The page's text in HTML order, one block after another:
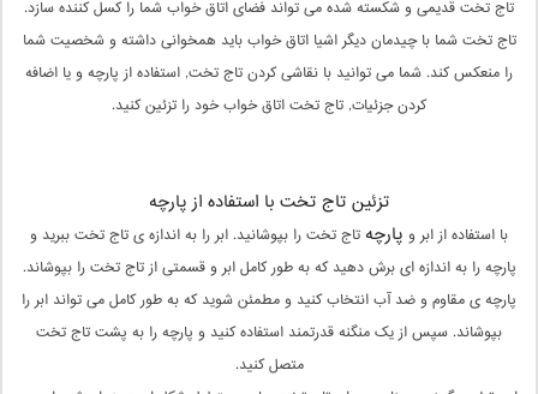
تاج تخت قدیمی و شکسته شده می تواند فضای اتاق خواب شما را کسل کننده سازد.
تاج تخت شما با چیدمان دیگر اشیا اتاق خواب باید همخوانی داشته و شخصیت شما
را منعکس کند. شما می توانید با نقاشی کردن تاج تخت, استفاده از پارچه و یا اضافه
کردن جزئیات, تاج تخت اتاق خواب خود را تزئین کنید.
تزئین تاج تخت با استفاده از پارچه
با استفاده از ابر و پارچه تاج تخت را بپوشانید. ابر را به اندازه ی تاج تخت ببرید و
پارچه را به اندازه ای برش دهید که به طور کامل ابر و قسمتی از تاج تخت را بپوشاند.
پارچه ی مقاوم و ضد آب انتخاب کنید و مطمئن شوید که به طور کامل می تواند ابر را
بپوشاند. سپس از یک منگنه قدرتمند استفاده کنید و پارچه را به پشت تاج تخت
متصل کنید.